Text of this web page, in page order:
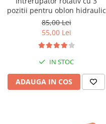
pozitii pentru oblon hidraulic
85,00 Lei
55,00 Lei
IN STOC
ADAUGA IN COS